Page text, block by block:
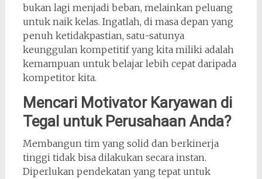
bukan lagi menjadi beban, melainkan peluang
untuk naik kelas. Ingatlah, di masa depan yang
penuh ketidakpastian, satu-satunya
keunggulan kompetitif yang kita miliki adalah
kemampuan untuk belajar lebih cepat daripada
kompetitor kita.
Mencari Motivator Karyawan di
Tegal untuk Perusahaan Anda?
Membangun tim yang solid dan berkinerja
tinggi tidak bisa dilakukan secara instan.
Diperlukan pendekatan yang tepat untuk